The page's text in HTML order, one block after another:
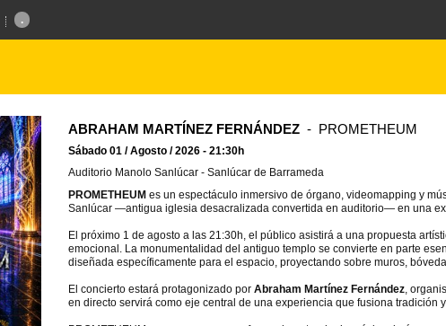
.
ABRAHAM MARTÍNEZ FERNÁNDEZ - PROMETHEUM
Sábado 01 / Agosto / 2026 - 21:30h
Auditorio Manolo Sanlúcar - Sanlúcar de Barrameda
PROMETHEUM es un espectáculo inmersivo de órgano, videomapping y
Sanlúcar —antigua iglesia desacralizada convertida en auditorio— en una
El próximo 1 de agosto a las 21:30h, el público asistirá a una propuesta
emocional. La monumentalidad del antiguo templo se convierte en parte
diseñada específicamente para el espacio, proyectando sobre muros,
El concierto estará protagonizado por Abraham Martínez Fernández ,
en directo servirá como eje central de una experiencia que fusiona tradición